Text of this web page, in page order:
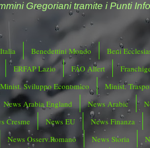
Gregoriani tramite i Punti
Benedettini Mondo
Beni
ERFAP Lazio FAO Allert
Minist. Sviluppo Economico
Minist.
News Arabia England News Arabic
Cresme News EU
News Finanza
News Osserv.Romano News Storia